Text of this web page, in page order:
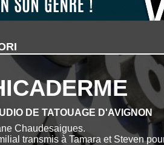
DE TATOUAGE D'AVIGNON
Chaudesaigues.
transmis à Tamara et Steven